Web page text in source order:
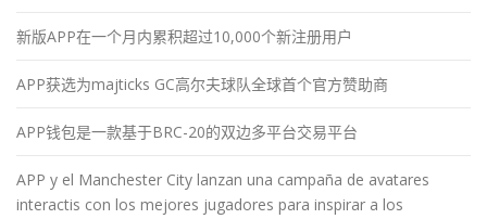
新版APP在一个月内累积超过10,000个新注册用户
APP获选为majticks GC高尔夫球队全球首个官方赞助商
APP钱包是一款基于BRC-20的双边多平台交易平台
APP y el Manchester City lanzan una campaña de avatares
interactis con los mejores jugadores para inspirar a los